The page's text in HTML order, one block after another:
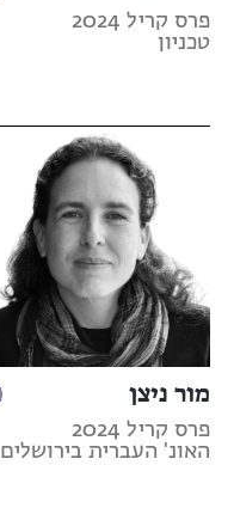
פרס קריל 2024
טכניון
מור ניצן
פרס קריל 2024
האונ' העברית בירושלים